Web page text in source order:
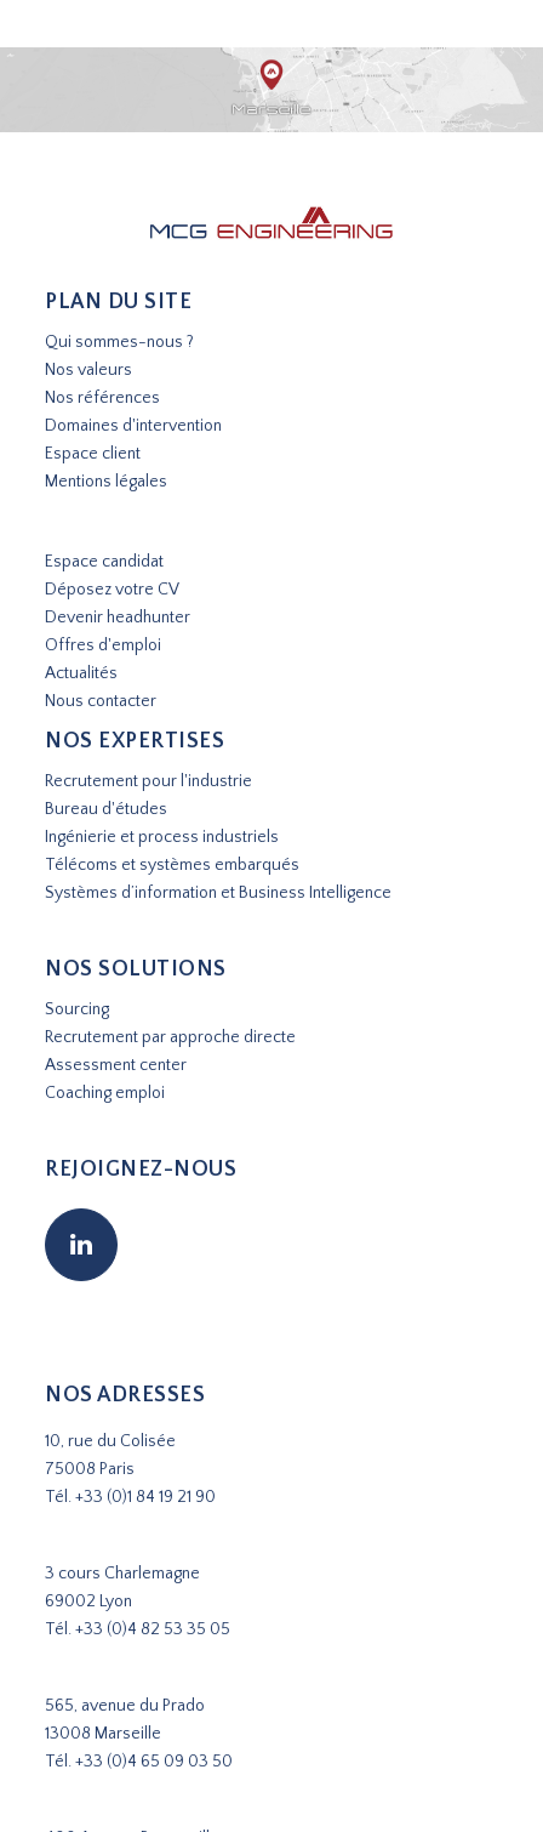
PLAN DU SITE
Qui sommes-nous ?
Nos valeurs
Nos références
Domaines d'intervention
Espace client
Mentions légales
Espace candidat
Déposez votre CV
Devenir headhunter
Offres d'emploi
Actualités
Nous contacter
NOS EXPERTISES
Recrutement pour l'industrie
Bureau d'études
Ingénierie et process industriels
Télécoms et systèmes embarqués
Systèmes d’information et Business Intelligence
NOS SOLUTIONS
Sourcing
Recrutement par approche directe
Assessment center
Coaching emploi
REJOIGNEZ-NOUS
NOS ADRESSES
10, rue du Colisée
75008 Paris
Tél.+33 (0)1 84 19 21 90
3 cours Charlemagne
69002 Lyon
Tél.+33 (0)4 82 53 35 05
565, avenue du Prado
13008 Marseille
Tél.+33 (0)4 65 09 03 50